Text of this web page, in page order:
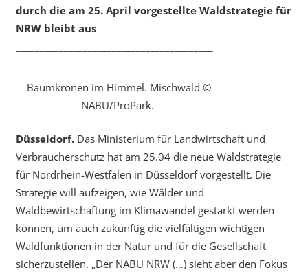
durch die am 25. April vorgestellte Waldstrategie für
NRW bleibt aus
Baumkronen im Himmel. Mischwald ©
NABU/ProPark.
Düsseldorf.Das Ministerium für Landwirtschaft und
Verbraucherschutz hat am 25.04 die neue Waldstrategie
für Nordrhein-Westfalen in Düsseldorf vorgestellt. Die
Strategie will aufzeigen, wie Wälder und
Waldbewirtschaftung im Klimawandel gestärkt werden
können, um auch zukünftig die vielfältigen wichtigen
Waldfunktionen in der Natur und für die Gesellschaft
sicherzustellen. „Der NABU NRW (…) sieht aber den Fokus